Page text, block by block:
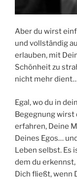
Aber du wirst
und vollständig
erlauben, mit
Schönheit zu
nicht mehr
Egal, wo du in
Begegnung wirst
erfahren, Deine
Deines Egos…
Leben selbst. Es
dem du
Dich fließt, wenn